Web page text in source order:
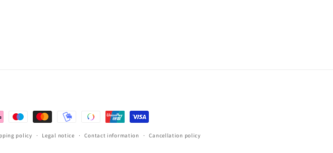
policy Legal notice Contact information Cancellation policy